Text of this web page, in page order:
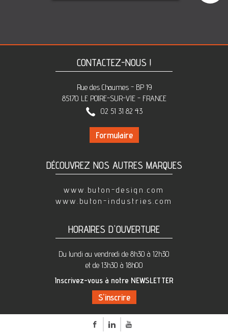
CONTACTEZ-NOUS !
Rue des Chaumes - BP 19
85170 LE POIRE-SUR-VIE - FRANCE
02 51 31 82 43
Formulaire
DÉCOUVREZ NOS AUTRES MARQUES
www.buton-design.com
www.buton-industries.com
HORAIRES D'OUVERTURE
Du lundi au vendredi de 8h30 à 12h30
et de 13h30 à 18h00
Inscrivez-vous à notre NEWSLETTER